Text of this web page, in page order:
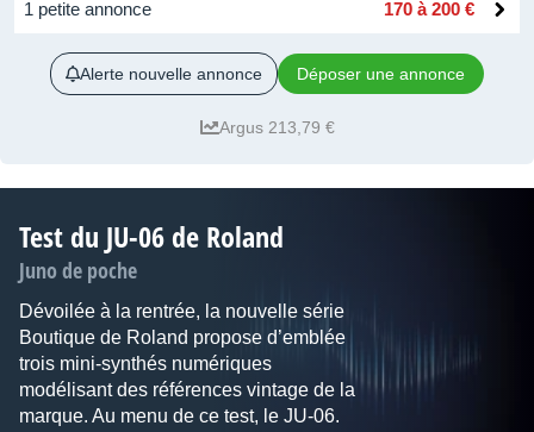
1 petite annonce 170 à 200 €
Alerte nouvelle annonce Déposer une annonce
Argus 213,79 €
Test du JU-06 de Roland
Juno de poche
Dévoilée à la rentrée, la nouvelle série
Boutique de Roland propose d’emblée
trois mini-synthés numériques
modélisant des références vintage de la
marque. Au menu de ce test, le JU-06.